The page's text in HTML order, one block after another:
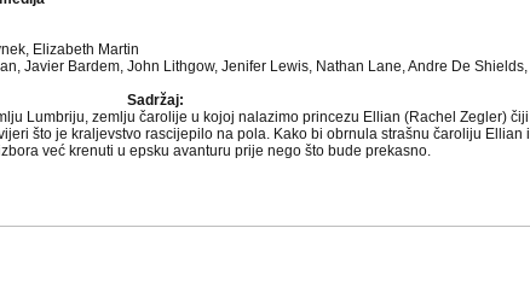
Elizabeth Martin
Javier Bardem, John Lithgow, Jenifer Lewis, Nathan Lane, Andre De Shields,
Sadržaj:
Lumbriju, zemlju čarolije u kojoj nalazimo princezu Ellian (Rachel Zegler) čiji
što je kraljevstvo rascijepilo na pola. Kako bi obrnula strašnu čaroliju Ellian i
već krenuti u epsku avanturu prije nego što bude prekasno.